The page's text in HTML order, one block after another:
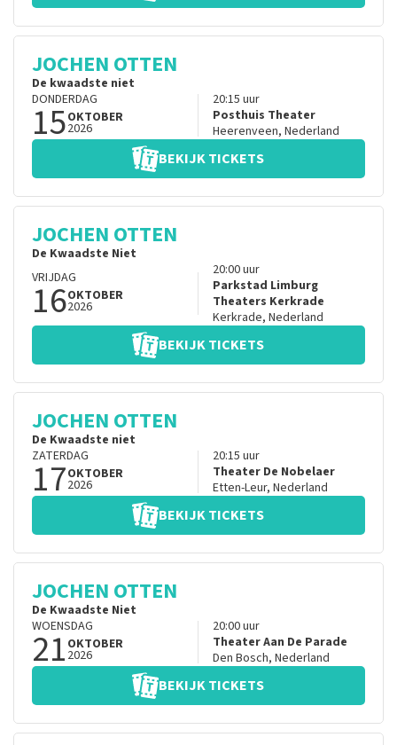
JOCHEN OTTEN
De kwaadste niet
DONDERDAG
15OKTOBER
2026
20:15 uur
Posthuis Theater
Heerenveen, Nederland
BEKIJK TICKETS
JOCHEN OTTEN
De Kwaadste Niet
VRIJDAG
16OKTOBER
2026
20:00uur
Parkstad Limburg
Theaters Kerkrade
Kerkrade, Nederland
BEKIJK TICKETS
JOCHEN OTTEN
De Kwaadste niet
ZATERDAG
17OKTOBER
2026
20:15 uur
Theater De Nobelaer
Etten-Leur, Nederland
BEKIJK TICKETS
JOCHEN OTTEN
De Kwaadste Niet
WOENSDAG
21 OKTOBER
2026
20:00uur
Theater Aan De Parade
Den Bosch, Nederland
BEKIJK TICKETS